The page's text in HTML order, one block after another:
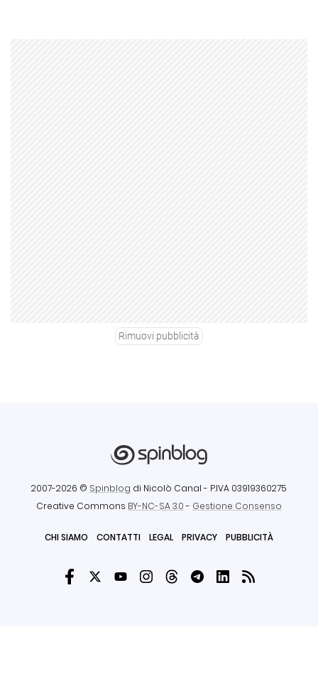
Rimuovi pubblicità
2007-2026 © Spinblog di Nicolò Canal - P.IVA 03919360275
Creative Commons BY-NC-SA 3.0- Gestione Consenso
CHI SIAMO CONTATTI LEGAL PRIVACY PUBBLICITÀ